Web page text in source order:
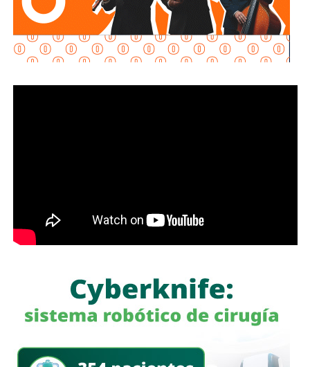
García Cázaresllamó a la ciudadanía a denunciar
cualquier conducta irregular y aclaró que el llamado no se
“apertura total” de la dependencia para recibir esas
delincuentes y asegura armas durante operativos en SLP